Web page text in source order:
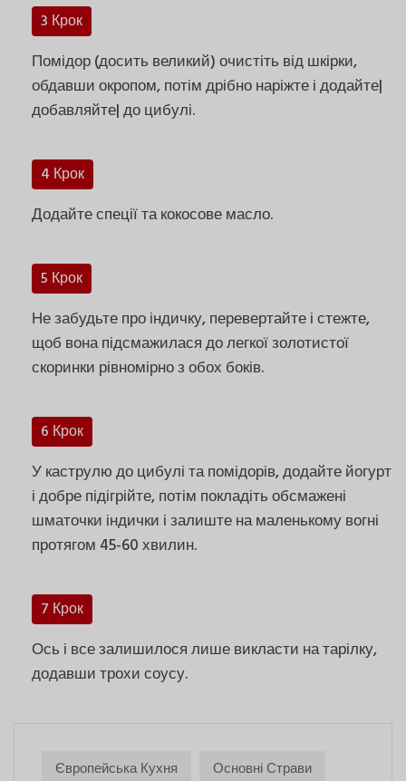
3 Крок
Помідор (досить великий) очистіть від шкірки,
обдавши окропом, потім дрібно наріжте і додайте|
добавляйте| до цибулі.
4 Крок
Додайте спеції та кокосове масло.
5 Крок
Не забудьте про індичку, перевертайте і стежте,
щоб вона підсмажилася до легкої золотистої
скоринки рівномірно з обох боків.
6 Крок
У каструлю до цибулі та помідорів, додайте йогурт
і добре підігрійте, потім покладіть обсмажені
шматочки індички і залиште на маленькому вогні
протягом 45-60 хвилин.
7 Крок
Ось і все залишилося лише викласти на тарілку,
додавши трохи соусу.
Європейська Кухня Основні Страви